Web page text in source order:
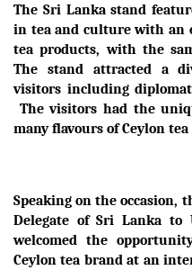
The Sri Lanka stand
in tea and culture with an
tea products, with the
The stand attracted a
visitors including
The visitors had the
many flavours of Ceylon
Speaking on the occasion,
Delegate of Sri Lanka to
welcomed the
Ceylon tea brand at an